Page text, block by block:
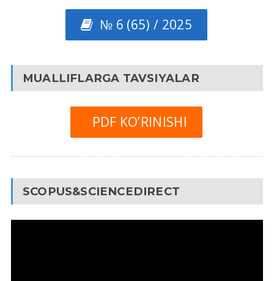
№ 6 (65) / 2025
MUALLIFLARGA TAVSIYALAR
PDF KO’RINISHI
SCOPUS&SCIENCEDIRECT